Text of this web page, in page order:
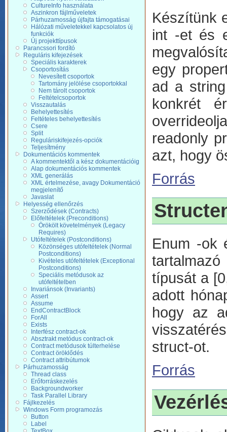
CultureInfo használata
Aszinkron fájlműveletek
Párhuzamosság újfajta támogatásai
Hálózati műveletekkel kapcsolatos új
funkciók
Új projekttípusok
Parancssori fordító
Reguláris kifejezések
Speciális karakterek
Csoportosítás
Nevesített csoportok
Tartomány jelölése csoportokkal
Nem tárolt csoportok
Feltételcsoportok
Visszautalás
Behelyettesítés
Feltételes behelyettesítés
Csere
Split
Reguláriskifejezés-opciók
Teljesítmény
Dokumentációs kommentek
A kommentektől a kész dokumentációig
Alap dokumentációs kommentek
XML generálás
XML értelmezése, avagy Dokumentáció
megjelenítő
Javaslat
Helyesség ellenőrzés
Szerződések (Contracts)
Előfeltételek (Preconditions)
Örökölt követelmények (Legacy
Requires)
Utófeltételek (Postconditions)
Közönséges utófeltételek (Normal
Postconditions)
Kivételes utófeltételek (Exceptional
Postconditions)
Speciális metódusok az
utófeltételben
Invariánsok (Invariants)
Assert
Assume
EndContractBlock
ForAll
Exists
Interfész contract-ok
Absztrakt metódus contract-ok
Contract metódusok túlterhelése
Contract öröklődés
Contract attribútumok
Párhuzamosság
Thread class
Erőforráskezelés
Backgroundworker
Task Parallel Library
Fájlkezelés
Windows Form programozás
Button
Label
Készítünk
int -et és
egy
ad a
konkrét
readonly
azt, hogy
Forrás
Enum -ok
típusát a
adott
hogy az
struct-ot.
Forrás